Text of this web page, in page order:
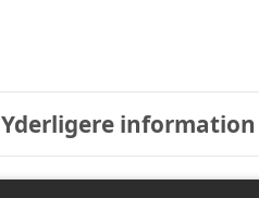
Yderligere information